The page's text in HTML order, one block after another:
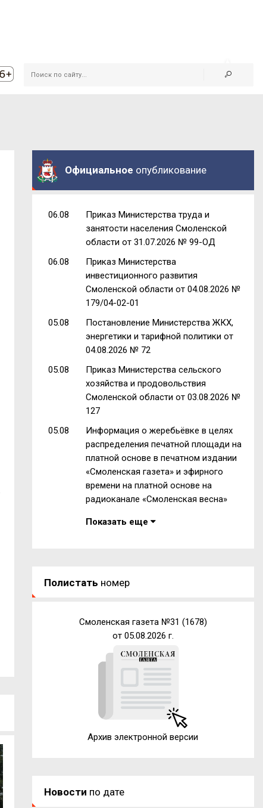
Официальное опубликование
06.08
Приказ Министерства труда и
занятости населения Смоленской
области от 31.07.2026 № 99-ОД
06.08
Приказ Министерства
инвестиционного развития
Смоленской области от 04.08.2026 №
179/04-02-01
05.08
Постановление Министерства ЖКХ,
энергетики и тарифной политики от
04.08.2026 № 72
05.08
Приказ Министерства сельского
хозяйства и продовольствия
Смоленской области от 03.08.2026 №
127
05.08
Информация о жеребьёвке в целях
распределения печатной площади на
платной основе в печатном издании
«Смоленская газета» и эфирного
времени на платной основе на
радиоканале «Смоленская весна»
Показать еще
Полистать номер
Смоленская газета №31 (1678)
от 05.08.2026 г.
Архив электронной версии
Новости по дате